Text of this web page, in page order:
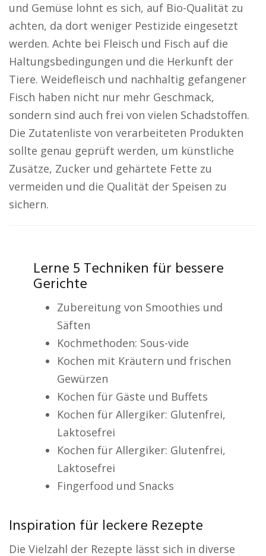
und Gemüse lohnt es sich, auf Bio-Qualität zu
achten, da dort weniger Pestizide eingesetzt
werden. Achte bei Fleisch und Fisch auf die
Haltungsbedingungen und die Herkunft der
Tiere. Weidefleisch und nachhaltig gefangener
Fisch haben nicht nur mehr Geschmack,
sondern sind auch frei von vielen Schadstoffen.
Die Zutatenliste von verarbeiteten Produkten
sollte genau geprüft werden, um künstliche
Zusätze, Zucker und gehärtete Fette zu
vermeiden und die Qualität der Speisen zu
sichern.
Lerne 5 Techniken für bessere
Gerichte
Zubereitung von Smoothies und
Säften
Kochmethoden: Sous-vide
Kochen mit Kräutern und frischen
Gewürzen
Kochen für Gäste und Buffets
Kochen für Allergiker: Glutenfrei,
Laktosefrei
Kochen für Allergiker: Glutenfrei,
Laktosefrei
Fingerfood und Snacks
Inspiration für leckere Rezepte
Die Vielzahl der Rezepte lässt sich in diverse